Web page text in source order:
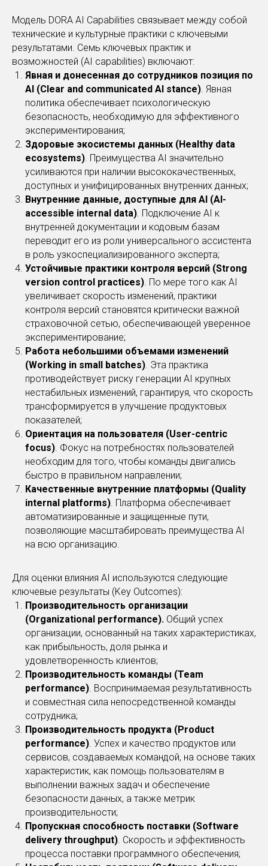
Модель DORA AI Capabilities связывает между собой
технические и культурные практики с ключевыми
результатами. Семь ключевых практик и
возможностей (AI capabilities) включают:
Явная и донесенная до сотрудников позиция по
AI (Clear and communicated AI stance). Явная
политика обеспечивает психологическую
безопасность, необходимую для эффективного
экспериментирования;
Здоровые экосистемы данных (Healthy data
ecosystems). Преимущества AI значительно
усиливаются при наличии высококачественных,
доступных и унифицированных внутренних данных;
Внутренние данные, доступные для AI (AI-
accessible internal data). Подключение AI к
внутренней документации и кодовым базам
переводит его из роли универсального ассистента
в роль узкоспециализированного эксперта;
Устойчивые практики контроля версий (Strong
version control practices). По мере того как AI
увеличивает скорость изменений, практики
контроля версий становятся критически важной
страховочной сетью, обеспечивающей уверенное
экспериментирование;
Работа небольшими объемами изменений
(Working in small batches). Эта практика
противодействует риску генерации AI крупных
нестабильных изменений, гарантируя, что скорость
трансформируется в улучшение продуктовых
показателей;
Ориентация на пользователя (User-centric
focus). Фокус на потребностях пользователей
необходим для того, чтобы команды двигались
быстро в правильном направлении;
Качественные внутренние платформы (Quality
internal platforms). Платформа обеспечивает
автоматизированные и защищенные пути,
позволяющие масштабировать преимущества AI
на всю организацию.
Для оценки влияния AI используются следующие
ключевые результаты (Key Outcomes):
Производительность организации
(Organizational performance). Общий успех
организации, основанный на таких характеристиках,
как прибыльность, доля рынка и
удовлетворенность клиентов;
Производительность команды (Team
performance). Воспринимаемая результативность
и совместная сила непосредственной команды
сотрудника;
Производительность продукта (Product
performance). Успех и качество продуктов или
сервисов, создаваемых командой, на основе таких
характеристик, как помощь пользователям в
выполнении важных задач и обеспечение
безопасности данных, а также метрик
производительности;
Пропускная способность поставки (Software
delivery throughput). Скорость и эффективность
процесса поставки программного обеспечения;